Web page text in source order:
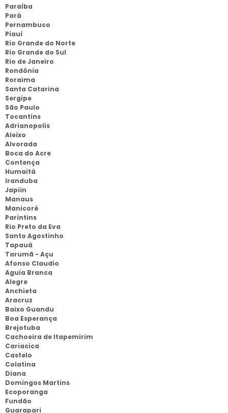
Paraíba
Pará
Pernambuco
Piauí
Rio Grande do Norte
Rio Grande do Sul
Rio de Janeiro
Rondônia
Roraima
Santa Catarina
Sergipe
São Paulo
Tocantins
Adrianopolis
Aleixo
Alvorada
Boca do Acre
Contença
Humaitá
Iranduba
Japiin
Manaus
Manicoré
Parintins
Rio Preto da Eva
Santo Agostinho
Tapauá
Tarumã - Açu
Afonso Claudio
Aguia Branca
Alegre
Anchieta
Aracruz
Baixo Guandu
Boa Esperança
Brejotuba
Cachoeira de Itapemirim
Cariacica
Castelo
Colatina
Diana
Domingos Martins
Ecoporanga
Fundão
Guarapari